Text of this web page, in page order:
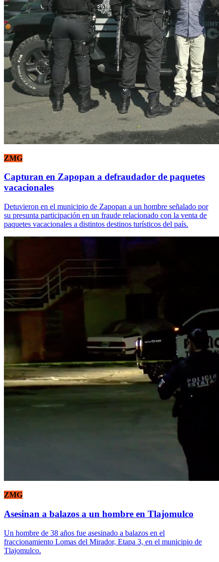
ZMG
Capturan en Zapopan a defraudador de paquetes
vacacionales
Detuvieron en el municipio de Zapopan a un hombre señalado por
su presunta participación en un fraude relacionado con la venta de
paquetes vacacionales a distintos destinos turísticos del país.
ZMG
Asesinan a balazos a un hombre en Tlajomulco
Un hombre de 38 años fue asesinado a balazos en el
fraccionamiento Lomas del Mirador, Etapa 3, en el municipio de
Tlajomulco.